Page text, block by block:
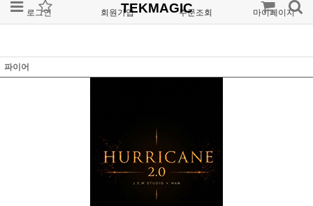
로그인 회원가입 주문조회 마이페이지
TEKMAGIC
파이어